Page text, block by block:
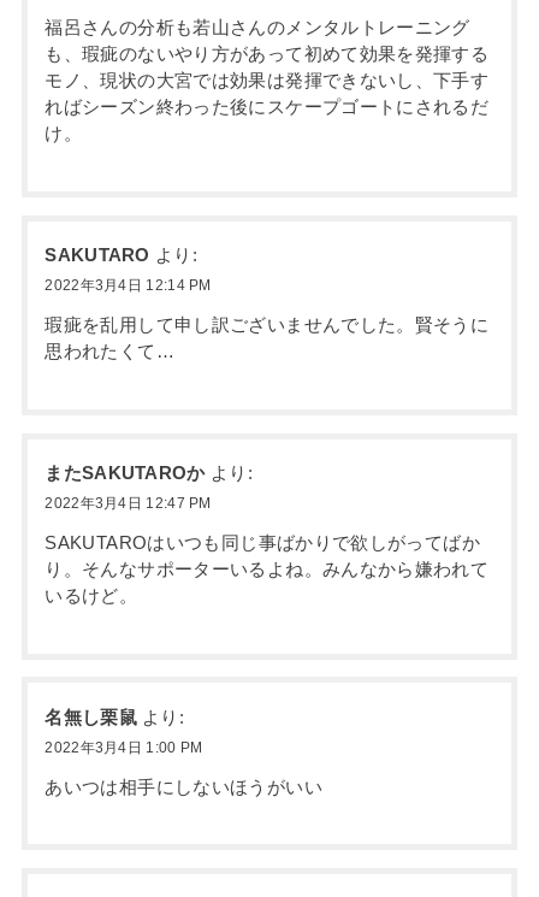
福呂さんの分析も若山さんのメンタルトレーニング
も、瑕疵のないやり方があって初めて効果を発揮する
モノ、現状の大宮では効果は発揮できないし、下手す
ればシーズン終わった後にスケープゴートにされるだ
け。
SAKUTARO より:
2022年3月4日 12:14 PM
瑕疵を乱用して申し訳ございませんでした。賢そうに
思われたくて…
またSAKUTAROか より:
2022年3月4日 12:47 PM
SAKUTAROはいつも同じ事ばかりで欲しがってばか
り。そんなサポーターいるよね。みんなから嫌われて
いるけど。
名無し栗鼠 より:
2022年3月4日 1:00 PM
あいつは相手にしないほうがいい